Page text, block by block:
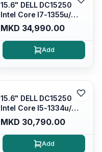
15.6" DELL DC15250
Intel Core I7-1355u/
16GB DDR4 / 512GB SSD
M.2 2230/ Intel UHD
Graphics/ 120Hz Anti-
glare FULLHD LED
MKD 34,990.00
Add
15.6" DELL DC15250
Intel Core I5-1334u/
16GB DDR4 (1x16gb
2666mhz)/ 512GB SSD
M.2 Nvme/ Intel UHD
Graphics/ 120Hz Anti-
MKD 30,790.00
Add